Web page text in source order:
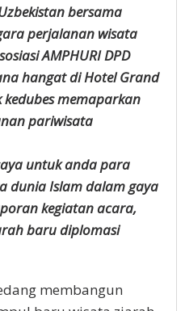
bersama
perjalanan wisata
AMPHURI DPD
hangat di Hotel Grand
memaparkan
pariwisata
untuk anda para
dunia Islam dalam gaya
kegiatan acara,
baru diplomasi
membangun